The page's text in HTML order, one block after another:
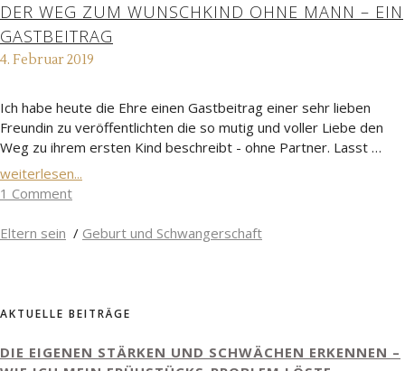
DER WEG ZUM WUNSCHKIND OHNE MANN – EIN
GASTBEITRAG
4. Februar 2019
Ich habe heute die Ehre einen Gastbeitrag einer sehr lieben
Freundin zu veröffentlichten die so mutig und voller Liebe den
Weg zu ihrem ersten Kind beschreibt - ohne Partner. Lasst …
weiterlesen...
1 Comment
Eltern sein / Geburt und Schwangerschaft
AKTUELLE BEITRÄGE
DIE EIGENEN STÄRKEN UND SCHWÄCHEN ERKENNEN –